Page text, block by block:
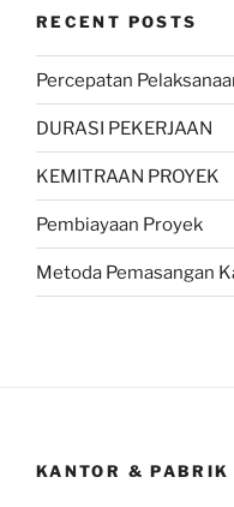
RECENT POSTS
Percepatan
DURASI PEKERJAAN
KEMITRAAN PROYEK
Pembiayaan Proyek
Metoda Pemasangan
KANTOR & PABRIK